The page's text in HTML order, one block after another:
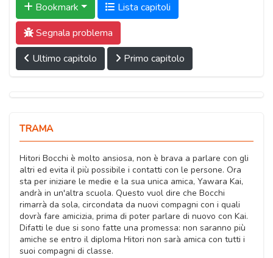
Bookmark
Lista capitoli
Segnala problema
Ultimo capitolo
Primo capitolo
TRAMA
Hitori Bocchi è molto ansiosa, non è brava a parlare con gli
altri ed evita il più possibile i contatti con le persone. Ora
sta per iniziare le medie e la sua unica amica, Yawara Kai,
andrà in un'altra scuola. Questo vuol dire che Bocchi
rimarrà da sola, circondata da nuovi compagni con i quali
dovrà fare amicizia, prima di poter parlare di nuovo con Kai.
Difatti le due si sono fatte una promessa: non saranno più
amiche se entro il diploma Hitori non sarà amica con tutti i
suoi compagni di classe.